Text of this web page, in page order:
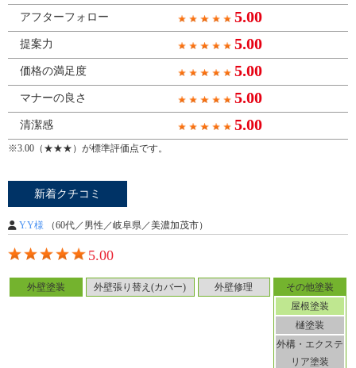
アフターフォロー 5.00
提案力 5.00
価格の満足度 5.00
マナーの良さ 5.00
清潔感 5.00
※3.00（★★★）が標準評価点です。
新着クチコミ
Y.Y様 （60代／男性／岐阜県／美濃加茂市）
5.00
外壁塗装 外壁張り替え(カバー) 外壁修理
その他塗装
屋根塗装
樋塗装
外構・エクステ
リア塗装